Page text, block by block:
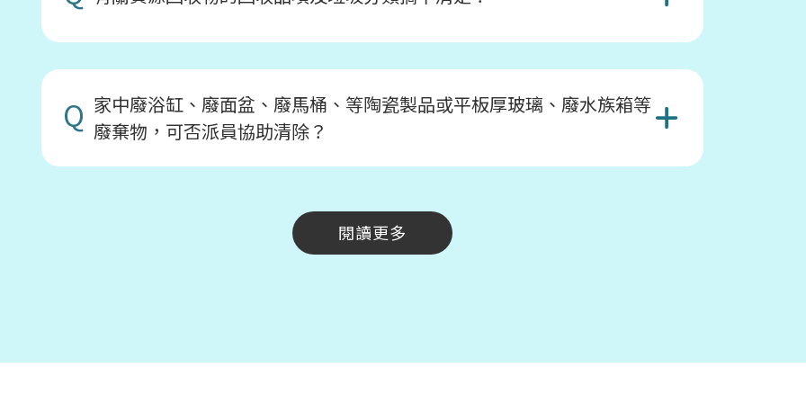
Q 家中廢浴缸、廢面盆、廢馬桶、等陶瓷製品或平板厚玻璃、廢水族箱等
廢棄物，可否派員協助清除？
閱讀更多